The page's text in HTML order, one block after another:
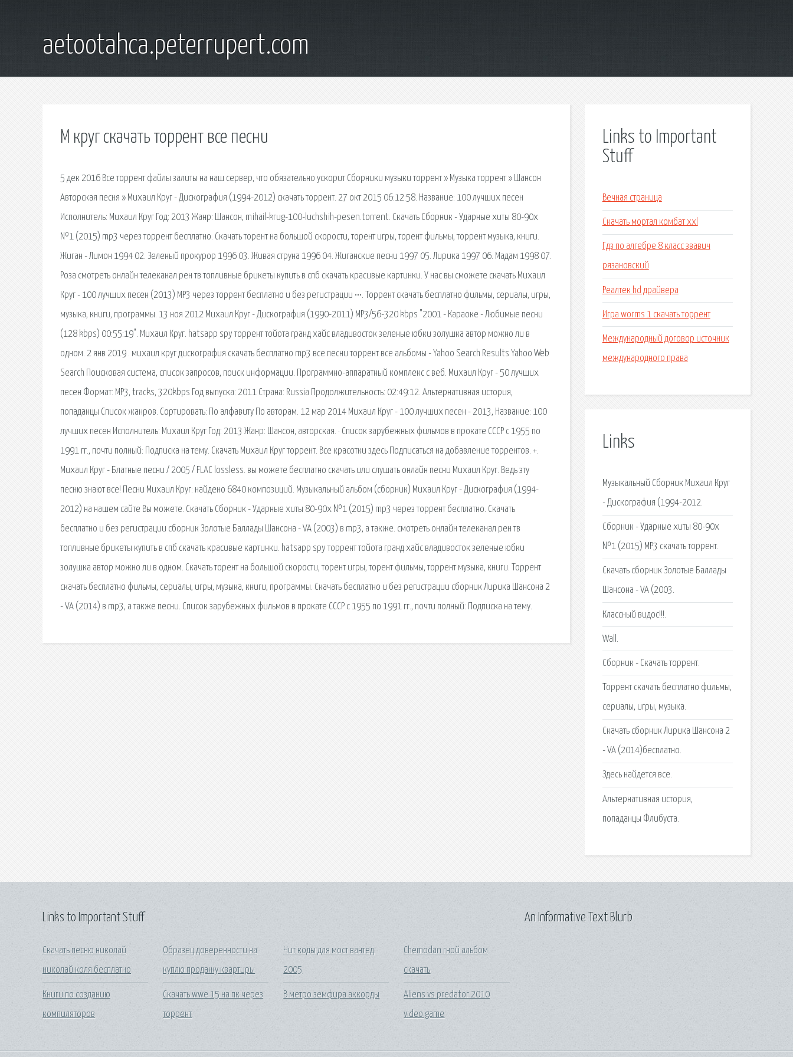
aetootahca.peterrupert.com
М круг скачать торрент все песни
5 дек 2016 Все торрент файлы залиты на наш сервер, что обязательно ускорит Сборники музыки торрент » Музыка торрент » Шансон
Авторская песня » Михаил Круг - Дискография (1994-2012) скачать торрент. 27 окт 2015 06:12:58. Название: 100 лучших песен
Исполнитель: Михаил Круг Год: 2013 Жанр: Шансон, mihail-krug-100-luchshih-pesen.torrent. Скачать Сборник - Ударные хиты 80-90х
№1 (2015) mp3 через торрент бесплатно. Скачать торент на большой скорости, торент игры, торент фильмы, торрент музыка, книги.
Жиган - Лимон 1994 02. Зеленый прокурор 1996 03. Живая струна 1996 04. Жиганские песни 1997 05. Лирика 1997 06. Мадам 1998 07.
Роза смотреть онлайн телеканал рен тв топливные брикеты купить в спб скачать красивые картинки. У нас вы сможете скачать Михаил
Круг - 100 лучших песен (2013) МР3 через торрент бесплатно и без регистрации •••. Торрент скачать бесплатно фильмы, сериалы, игры,
музыка, книги, программы. 13 ноя 2012 Михаил Круг - Дискография (1990-2011) MP3/56-320 kbps "2001 - Караоке - Любимые песни
(128 kbps) 00:55:19". Михаил Круг. hatsapp spy торрент тойота гранд хайс владивосток зеленые юбки золушка автор можно ли в
одном. 2 янв 2019 . михаил круг дискография скачать бесплатно mp3 все песни торрент все альбомы - Yahoo Search Results Yahoo Web
Search Поисковая сиcтема, список запросов, поиск информации. Программно-аппаратный комплекс с веб. Михаил Круг - 50 лучших
песен Формат: MP3, tracks, 320kbps Год выпуска: 2011 Страна: Russia Продолжительность: 02:49:12. Альтернативная история,
попаданцы Список жанров. Сортировать: По алфавиту По авторам. 12 мар 2014 Михаил Круг - 100 лучших песен - 2013, Название: 100
лучших песен Исполнитель: Михаил Круг Год: 2013 Жанр: Шансон, авторская. · Список зарубежных фильмов в прокате СССР с 1955 по
1991 гг., почти полный: Подписка на тему. Скачать Михаил Круг торрент. Все красотки здесь Подписаться на добавление торрентов. +.
Михаил Круг - Блатные песни / 2005 / FLAC lossless. вы можете бесплатно скачать или слушать онлайн песни Михаил Круг. Ведь эту
песню знают все! Песни Михаил Круг: найдено 6840 композиций. Музыкальный альбом (сборник) Михаил Круг - Дискография (1994-
2012) на нашем сайте Вы можете. Скачать Сборник - Ударные хиты 80-90х №1 (2015) mp3 через торрент бесплатно. Скачать
бесплатно и без регистрации сборник Золотые Баллады Шансона - VA (2003) в mp3, а также. смотреть онлайн телеканал рен тв
топливные брикеты купить в спб скачать красивые картинки. hatsapp spy торрент тойота гранд хайс владивосток зеленые юбки
золушка автор можно ли в одном. Скачать торент на большой скорости, торент игры, торент фильмы, торрент музыка, книги. Торрент
скачать бесплатно фильмы, сериалы, игры, музыка, книги, программы. Скачать бесплатно и без регистрации сборник Лирика Шансона 2
- VA (2014) в mp3, а также песни. Список зарубежных фильмов в прокате СССР с 1955 по 1991 гг., почти полный: Подписка на тему.
Links to Important
Stuff
Вечная страница
Скачать мортал комбат xxl
Гдз по алгебре 8 класс звавич
рязановский
Реалтек hd драйвера
Игра worms 1 скачать торрент
Международный договор источник
международного права
Links
Музыкальный Сборник Михаил Круг
- Дискография (1994-2012.
Сборник - Ударные хиты 80-90х
№1 (2015) MP3 скачать торрент.
Скачать сборник Золотые Баллады
Шансона - VA (2003.
Классный видос!!!.
Wall.
Сборник - Скачать торрент.
Торрент скачать бесплатно фильмы,
сериалы, игры, музыка.
Скачать сборник Лирика Шансона 2
- VA (2014)бесплатно.
Здесь найдется все.
Альтернативная история,
попаданцы Флибуста.
Links to Important Stuff
Скачать песню николай
николай коля бесплатно
Книги по созданию
компиляторов
Образец доверенности на
куплю продажу квартиры
Скачать wwe 15 на пк через
торрент
Чит коды для мост вантед
2005
В метро земфира аккорды
Chemodan гной альбом
скачать
Aliens vs predator 2010
video game
An Informative Text Blurb